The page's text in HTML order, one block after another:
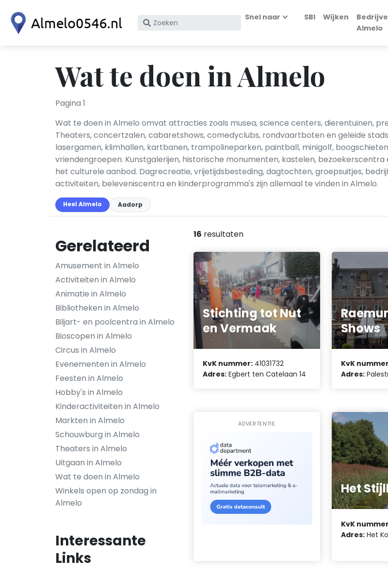
Zoek
KvK
nummer
Snel naar SBI Wijken
Almelo
Wat te doen in Almelo
Pagina 1
Wat te doen in Almelo omvat attracties zoals musea, science centers, dierentuinen,
Theaters, concertzalen, cabaretshows, comedyclubs, rondvaartboten en geleide
lasergamen, klimhallen, kartbanen, trampolineparken, paintball, minigolf,
vriendengroepen. Kunstgalerijen, historische monumenten, kastelen,
het culturele aanbod. Dagrecreatie, vrijetijdsbesteding, dagtochten, groepsuitjes,
activiteiten, beleveniscentra en kinderprogramma's zijn allemaal te vinden in Almelo.
Heel Almelo Aadorp
Gerelateerd
Amusement in Almelo
Activiteiten in Almelo
Animatie in Almelo
Bibliotheken in Almelo
Biljart- en poolcentra in Almelo
Bioscopen in Almelo
Circus in Almelo
Evenementen in Almelo
Feesten in Almelo
Hobby's in Almelo
Kinderactiviteiten in Almelo
Markten in Almelo
Schouwburg in Almelo
Theaters in Almelo
Uitgaan in Almelo
Wat te doen in Almelo
Winkels open op zondag in
Almelo
Interessante
Links
16 resultaten
Stichting tot Nut
en Vermaak
KvK nummer: 41031732
Adres: Egbert ten Catelaan 14
Shows
KvK
Adres:
ADVERTENTIE
Het
KvK
Adres: Het